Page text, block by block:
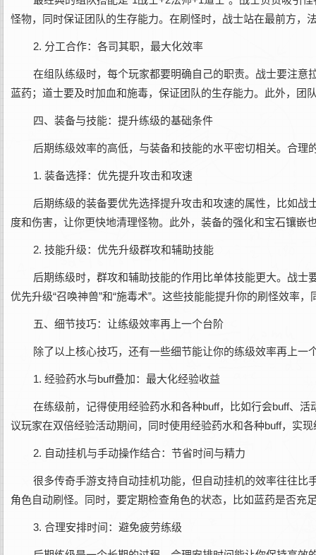
怪物，同时保证团队的生存能力。在刷怪时，战士站在最前方，
2. 分工合作：各司其职，最大化效率
在组队练级时，每个玩家都要明确自己的职责。战士要注
蓝药；道士要及时加血和施毒，保证团队的生存能力。此外，
四、装备与技能：提升练级的基础条件
后期练级效率的高低，与装备和技能的水平密切相关。合
1. 装备选择：优先提升攻击和攻速
后期练级的装备要优先选择提升攻击和攻速的属性，比如战
度和伤害，让你更快地清理怪物。此外，装备的强化和宝石镶
2. 技能升级：优先升级群攻和辅助技能
后期练级时，群攻和辅助技能的作用比单体技能更大。战士
优先升级“召唤神兽”和“施毒术”。这些技能能提升你的刷怪效率
五、细节技巧：让练级效率再上一个台阶
除了以上核心技巧，还有一些细节能让你的练级效率再上一
1. 经验药水与buff叠加：最大化经验收益
在练级前，记得使用经验药水和各种buff，比如行会buff、
议玩家在双倍经验活动期间，同时使用经验药水和各种buff，实
2. 自动挂机与手动操作结合：节省时间与精力
很多传奇手游支持自动挂机功能，但自动挂机的效率往往
角色自动刷怪。同时，要定期检查角色的状态，比如蓝药是否充
3. 合理安排时间：避免疲劳练级